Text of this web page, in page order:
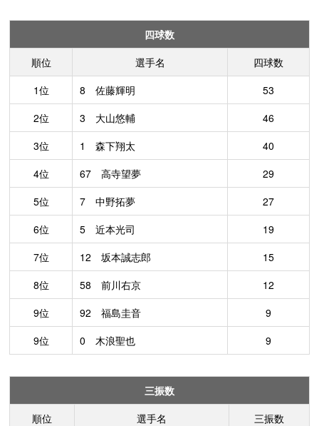
四球数
順位
選手名
四球数
1位
8 佐藤輝明
53
2位
3 大山悠輔
46
3位
1 森下翔太
40
4位
67 高寺望夢
29
5位
7 中野拓夢
27
6位
5 近本光司
19
7位
12 坂本誠志郎
15
8位
58 前川右京
12
9位
92 福島圭音
9
9位
0 木浪聖也 9
三振数
順位
選手名
三振数